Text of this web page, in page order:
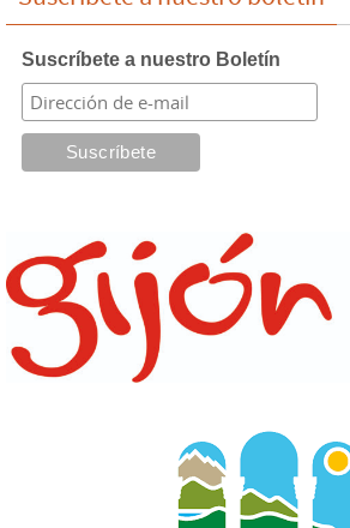
Suscríbete a nuestro Boletín